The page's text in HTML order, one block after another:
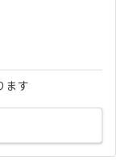
ます